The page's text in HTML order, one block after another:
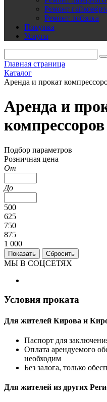
Ремонт
Ремонт лобзика
Покупка
Услуги
Главная страница
Каталог
Аренда и прокат
Аренда и
Подбор параметров
Розничная цена
От
До
500
625
750
875
1 000
МЫ В СОЦСЕТЯХ
Условия проката
Для жителей Кирова и
Паспорт для
Оплата арендуемого
необходим
Без залога, только
Для жителей из других